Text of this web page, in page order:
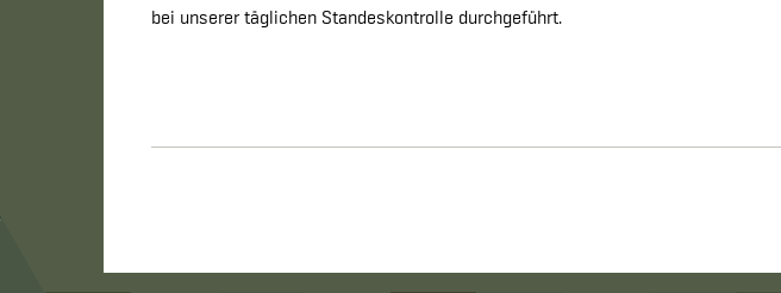
bei unserer täglichen Standeskontrolle durchgeführt.